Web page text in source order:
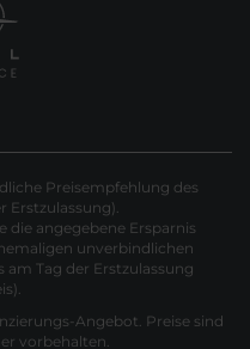
Preisempfehlung des
Erstzulassung).
die angegebene Ersparnis
unverbindlichen
Tag der Erstzulassung
Angebot. Preise sind
vorbehalten.